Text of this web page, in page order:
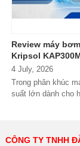
Review máy
Kripsol
đáng tiền cho hồ
thương mại?
4 July, 2026
Trong phân khúc
suất lớn dành cho
CÔNG TY TNHH